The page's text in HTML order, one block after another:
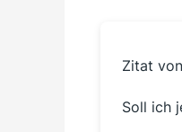
Zitat
Soll ich